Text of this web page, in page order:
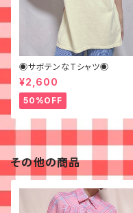
◉サボテンなTシャツ◉
¥2,600
50%OFF
その他の商品